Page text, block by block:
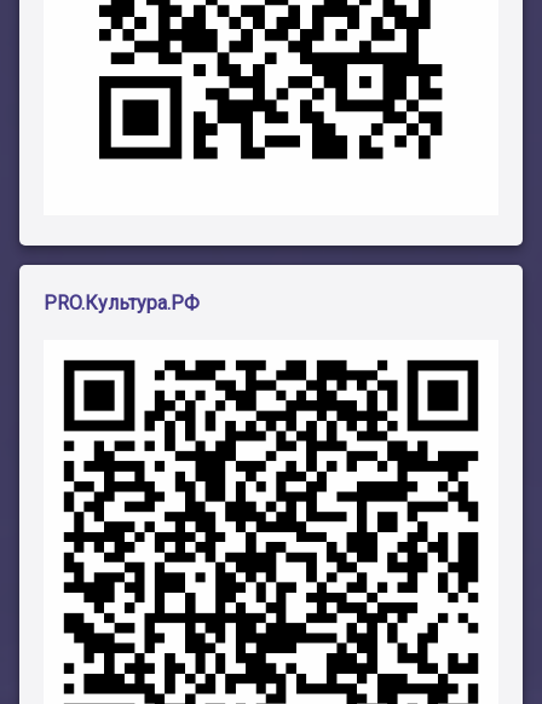
PRO.Культура.РФ